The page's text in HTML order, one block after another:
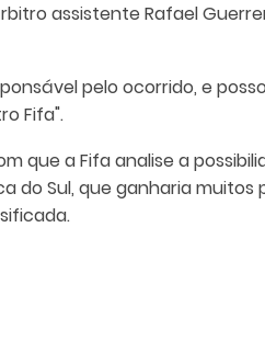
assistente Rafael
pelo ocorrido, e
Fifa".
que a Fifa analise a
do Sul, que ganharia muitos